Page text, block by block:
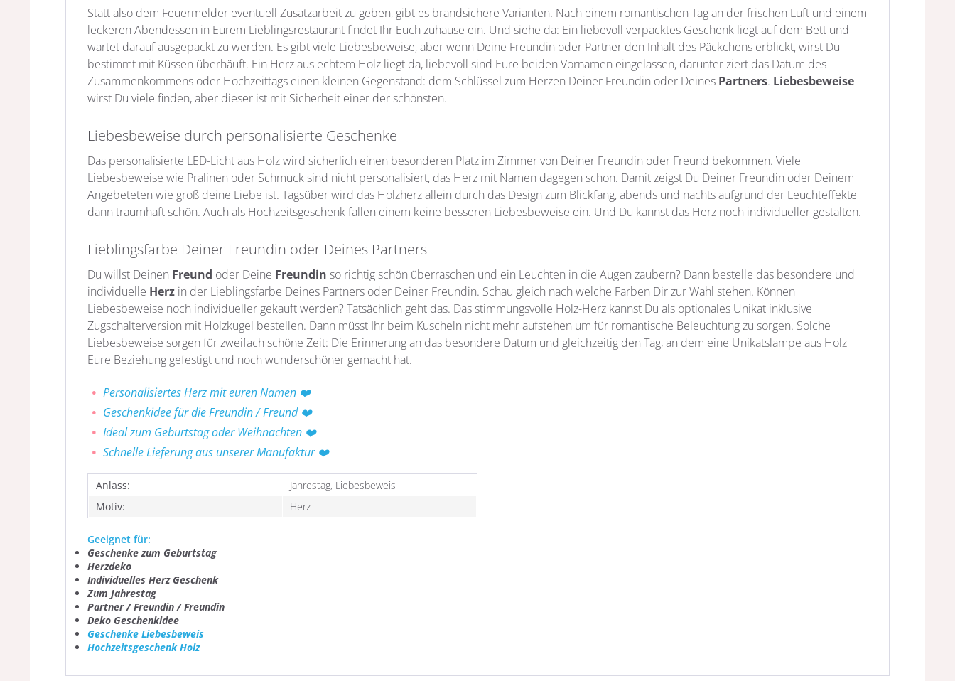
Statt also dem Feuermelder eventuell Zusatzarbeit zu geben, gibt es brandsichere Varianten. Nach einem romantischen Tag an der frischen Luft und einem
leckeren Abendessen in Eurem Lieblingsrestaurant findet Ihr Euch zuhause ein. Und siehe da: Ein liebevoll verpacktes Geschenk liegt auf dem Bett und
wartet darauf ausgepackt zu werden. Es gibt viele Liebesbeweise, aber wenn Deine Freundin oder Partner den Inhalt des Päckchens erblickt, wirst Du
bestimmt mit Küssen überhäuft. Ein Herz aus echtem Holz liegt da, liebevoll sind Eure beiden Vornamen eingelassen, darunter ziert das Datum des
Zusammenkommens oder Hochzeittags einen kleinen Gegenstand: dem Schlüssel zum Herzen Deiner Freundin oder Deines Partners. Liebesbeweise
wirst Du viele finden, aber dieser ist mit Sicherheit einer der schönsten.
Liebesbeweise durch personalisierte Geschenke
Das personalisierte LED-Licht aus Holz wird sicherlich einen besonderen Platz im Zimmer von Deiner Freundin oder Freund bekommen. Viele
Liebesbeweise wie Pralinen oder Schmuck sind nicht personalisiert, das Herz mit Namen dagegen schon. Damit zeigst Du Deiner Freundin oder Deinem
Angebeteten wie groß deine Liebe ist. Tagsüber wird das Holzherz allein durch das Design zum Blickfang, abends und nachts aufgrund der Leuchteffekte
dann traumhaft schön. Auch als Hochzeitsgeschenk fallen einem keine besseren Liebesbeweise ein. Und Du kannst das Herz noch individueller gestalten.
Lieblingsfarbe Deiner Freundin oder Deines Partners
Du willst Deinen Freund oder Deine Freundin so richtig schön überraschen und ein Leuchten in die Augen zaubern? Dann bestelle das besondere und
individuelle Herz in der Lieblingsfarbe Deines Partners oder Deiner Freundin. Schau gleich nach welche Farben Dir zur Wahl stehen. Können
Liebesbeweise noch individueller gekauft werden? Tatsächlich geht das. Das stimmungsvolle Holz-Herz kannst Du als optionales Unikat inklusive
Zugschalterversion mit Holzkugel bestellen. Dann müsst Ihr beim Kuscheln nicht mehr aufstehen um für romantische Beleuchtung zu sorgen. Solche
Liebesbeweise sorgen für zweifach schöne Zeit: Die Erinnerung an das besondere Datum und gleichzeitig den Tag, an dem eine Unikatslampe aus Holz
Eure Beziehung gefestigt und noch wunderschöner gemacht hat.
Personalisiertes Herz mit euren Namen ❤️
Geschenkidee für die Freundin / Freund ❤️
Ideal zum Geburtstag oder Weihnachten ❤️
Schnelle Lieferung aus unserer Manufaktur ❤️
Anlass:
Jahrestag, Liebesbeweis
Motiv:
Herz
Geeignet für:
Geschenke zum Geburtstag
Herzdeko
Individuelles Herz Geschenk
Zum Jahrestag
Partner / Freundin / Freundin
Deko Geschenkidee
Geschenke Liebesbeweis
Hochzeitsgeschenk Holz